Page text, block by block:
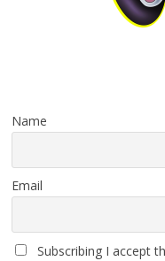
Name
Email
Subscribing I accept